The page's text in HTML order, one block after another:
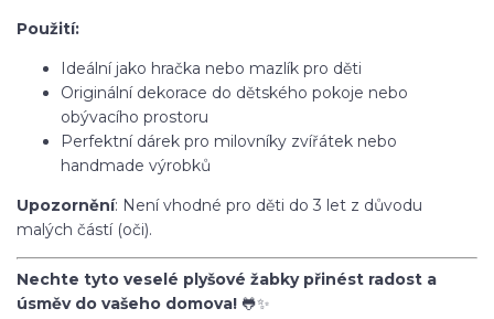
Použití:
Ideální jako hračka nebo mazlík pro děti
Originální dekorace do dětského pokoje nebo
obývacího prostoru
Perfektní dárek pro milovníky zvířátek nebo
handmade výrobků
Upozornění: Není vhodné pro děti do 3 let z důvodu
malých částí (oči).
Nechte tyto veselé plyšové žabky přinést radost a
úsměv do vašeho domova! 🐸✨